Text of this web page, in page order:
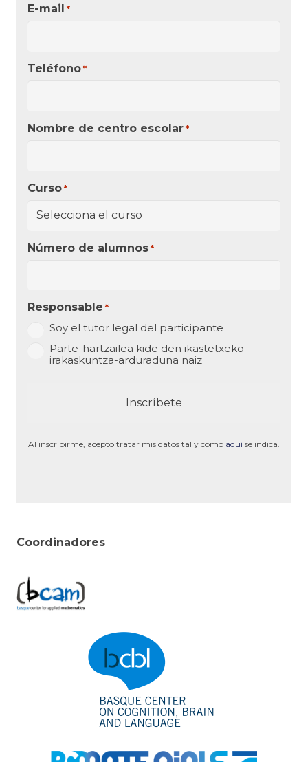
E-mail *
Teléfono *
Nombre de centro escolar *
Curso *
Número de alumnos *
Responsable *
Soy el tutor legal del participante
Parte-hartzailea kide den ikastetxeko
irakaskuntza-arduraduna naiz
Al inscribirme, acepto tratar mis datos tal y como aquí se indica.
Coordinadores